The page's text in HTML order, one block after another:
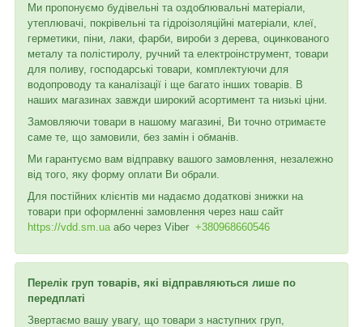
Ми пропонуємо будівельні та оздоблювальні матеріали,
утеплювачі, покрівельні та гідроізоляційні матеріали, клеї,
герметики, піни, лаки, фарби, вироби з дерева, оцинкованого
металу та полістиролу, ручний та електроінструмент, товари
для поливу, господарські товари, комплектуючи для
водопроводу та каналізації і ще багато інших товарів. В
наших магазинах завжди широкий асортимент та низькі ціни.
Замовляючи товари в нашому магазині, Ви точно отримаєте
саме те, що замовили, без замін і обманів.
Ми гарантуємо вам відправку вашого замовлення, незалежно
від того, яку форму оплати Ви обрали.
Для постійних клієнтів ми надаємо додаткові знижки на
товари при оформленні замовлення через наш сайт
https://vdd.sm.ua або через Viber +380968660546
Перелік груп товарів, які відправляються лише по
передплаті
Звертаємо вашу увагу, що товари з наступних груп,